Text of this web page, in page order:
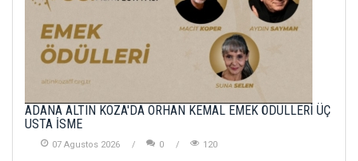
ADANA ALTIN KOZA'DA ORHAN KEMAL EMEK ÖDÜLLERİ ÜÇ
USTA İSME
07 Agustos 2026 0 120